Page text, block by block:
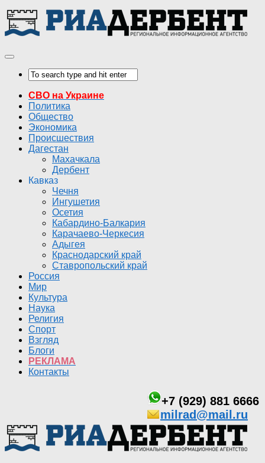
СВО на Украине
Политика
Общество
Экономика
Происшествия
Дагестан
Махачкала
Дербент
Кавказ
Чечня
Ингушетия
Осетия
Кабардино-Балкария
Карачаево-Черкесия
Адыгея
Краснодарский край
Ставропольский край
Россия
Мир
Культура
Наука
Религия
Спорт
Взгляд
Блоги
РЕКЛАМА
Контакты
+7 (929) 881 6666
milrad@mail.ru